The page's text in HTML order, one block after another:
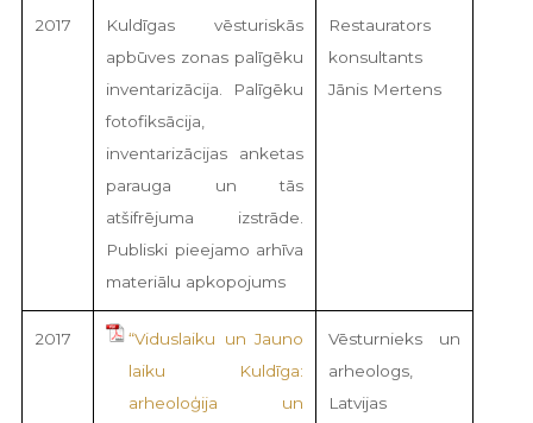
2017
Kuldīgas vēsturiskās
apbūves zonas palīgēku
inventarizācija. Palīgēku
fotofiksācija,
inventarizācijas anketas
parauga un tās
atšifrējuma izstrāde.
Publiski pieejamo arhīva
materiālu apkopojums
Restaurators
konsultants
Jānis Mertens
2017
“Viduslaiku un Jauno
laiku Kuldīga:
arheoloģija un
Vēsturnieks un
arheologs,
Latvijas